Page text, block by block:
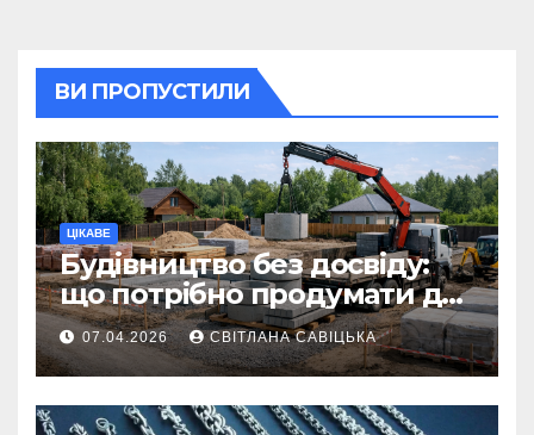
ВИ ПРОПУСТИЛИ
ЦІКАВЕ
Будівництво без досвіду:
що потрібно продумати до
першої доставки на
ділянку
07.04.2026 СВІТЛАНА САВІЦЬКА